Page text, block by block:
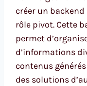
créer un
rôle pivot. Cette
permet
d’informations
contenus
des solutions